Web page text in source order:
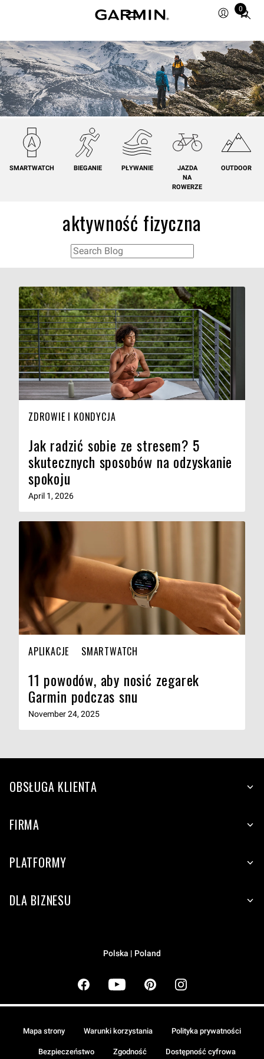
0
Total
in
cart:
0
SMARTWATCH BIEGANIE PŁYWANIE
JAZDA
NA
ROWERZE
OUTDOOR
aktywność fizyczna
ZDROWIE I KONDYCJA
Jak radzić sobie ze stresem? 5
skutecznych sposobów na odzyskanie
spokoju
April 1, 2026
APLIKACJE SMARTWATCH
11 powodów, aby nosić zegarek
Garmin podczas snu
November 24, 2025
OBSŁUGA KLIENTA
FIRMA
PLATFORMY
DLA BIZNESU
Polska | Poland
Mapa strony Warunki korzystania Polityka prywatności
Bezpieczeństwo Zgodność Dostępność cyfrowa